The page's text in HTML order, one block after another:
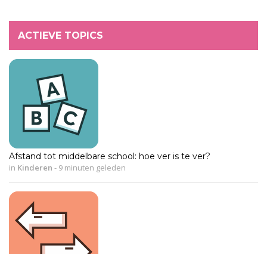
ACTIEVE TOPICS
Afstand tot middelbare school: hoe ver is te ver?
in Kinderen - 9 minuten geleden